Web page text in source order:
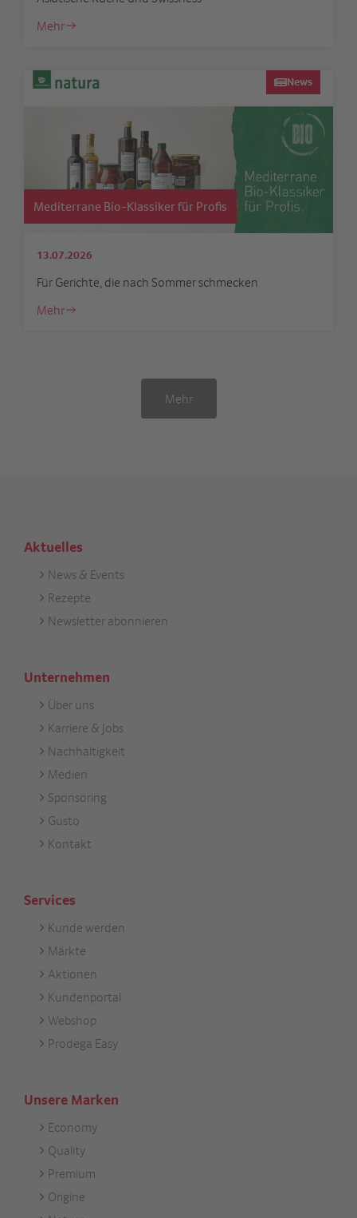
Mehr
News
Mediterrane Bio-Klassiker für Profis
13.07.2026
Für Gerichte, die nach Sommer schmecken
Mehr
Mehr
Aktuelles
Footer
Aktuell
News & Events
Rezepte
Newsletter abonnieren
Unternehmen
Footer
Unternehmen
Über uns
Karriere & Jobs
Nachhaltigkeit
Medien
Sponsoring
Gusto
Kontakt
Services
Footer
Services
Kunde werden
Märkte
Aktionen
Kundenportal
Webshop
Prodega Easy
Unsere Marken
Footer
Unsere
Marken
Economy
Quality
Premium
Origine